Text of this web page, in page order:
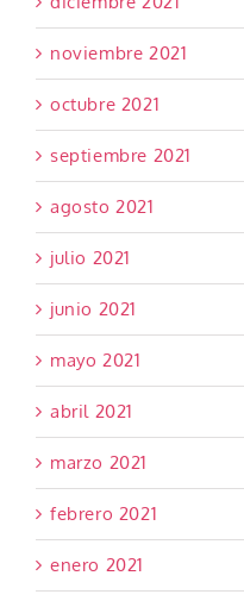
noviembre 2021
octubre 2021
septiembre 2021
agosto 2021
julio 2021
junio 2021
mayo 2021
abril 2021
marzo 2021
febrero 2021
enero 2021